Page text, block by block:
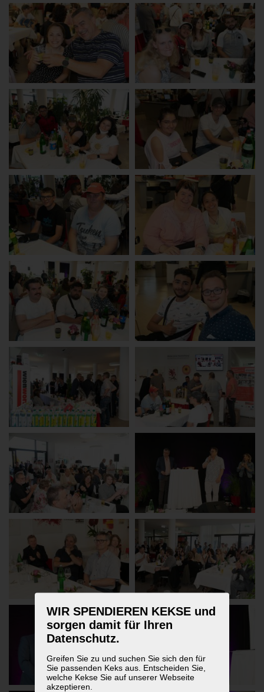
WIR SPENDIEREN KEKSE und
sorgen damit für Ihren
Datenschutz.
Greifen Sie zu und suchen Sie sich den für
Sie passenden Keks aus. Entscheiden Sie,
welche Kekse Sie auf unserer Webseite
akzeptieren.